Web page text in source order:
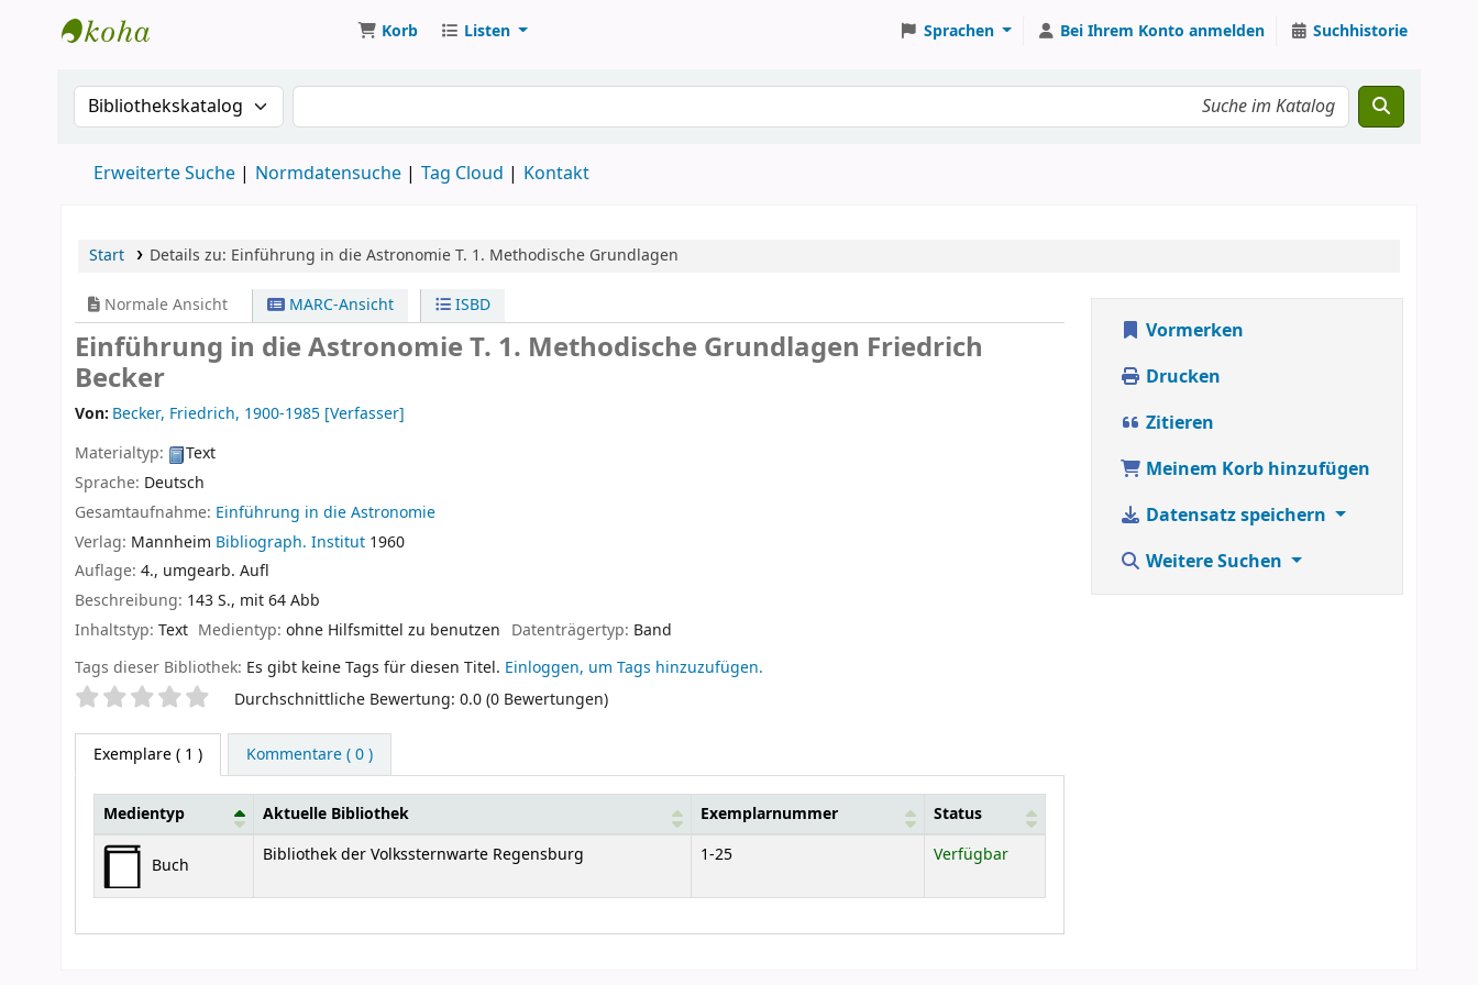
Korb Listen Sprachen Bei Ihrem Konto anmelden Suchhistorie
Suche im Katalog nach:Suche im Katalog
Erweiterte Suche Normdatensuche Tag Cloud Kontakt
Start Details zu: Einführung in die AstronomieT. 1. Methodische Grundlagen
Normale Ansicht MARC-Ansicht ISBD
Einführung in die Astronomie T. 1. Methodische Grundlagen Friedrich
Becker
Von: Becker, Friedrich, 1900-1985 [Verfasser]
Materialtyp:
Text
Sprache: Deutsch
Gesamtaufnahme: Einführung in die Astronomie
Verlag: Mannheim Bibliograph. Institut 1960
Auflage: 4., umgearb. Aufl
Beschreibung: 143 S., mit 64 Abb
Inhaltstyp: Text Medientyp:ohne Hilfsmittel zu benutzen Datenträgertyp: Band
Tags dieser Bibliothek: Es gibt keine Tags für diesen Titel. Einloggen, um Tags hinzuzufügen.
SternchenbewertungDurchschnittliche Bewertung: 0.0 (0 Bewertungen)
Exemplare( 1 ) Kommentare ( 0 )
Exemplare
Medientyp Aktuelle Bibliothek Exemplarnummer Status
Buch Bibliothek der Volkssternwarte Regensburg 1-25 Verfügbar
Vormerken
Drucken
Zitieren
Meinem Korb hinzufügen
Datensatz speichern
Weitere Suchen